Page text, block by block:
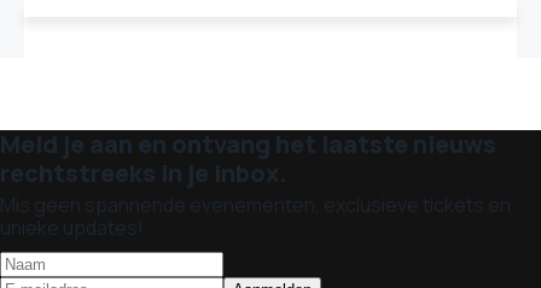
Meld je aan en ontvang het laatste nieuws
rechtstreeks in je inbox.
Mis geen spannende evenementen, exclusieve tickets en
unieke updates!